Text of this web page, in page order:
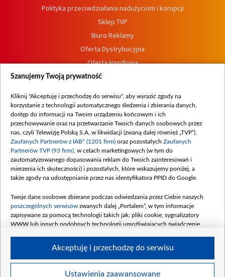
Polityka przeciwdziałania nadużyciom i korupcji
Sklep TVP
Biuro Reklamy
Oferta Dystrybucyjna
Oferta Handlowa
Dostępność
Procedura zgłoszeń wewnętrznych
Szanujemy Twoją prywatność
Kliknij "Akceptuję i przechodzę do serwisu", aby wyrazić zgody na
korzystanie z technologii automatycznego śledzenia i zbierania danych,
dostęp do informacji na Twoim urządzeniu końcowym i ich
przechowywanie oraz na przetwarzanie Twoich danych osobowych przez
nas, czyli Telewizję Polską S.A. w likwidacji (zwaną dalej również „TVP”),
Zaufanych Partnerów z IAB* (1201 firm) oraz pozostałych Zaufanych
Partnerów TVP (93 firm) , w celach marketingowych (w tym do
zautomatyzowanego dopasowania reklam do Twoich zainteresowań i
mierzenia ich skuteczności) i pozostałych, które wskazujemy poniżej, a
także zgody na udostępnianie przez nas identyfikatora PPID do Google.
Twoje dane osobowe zbierane podczas odwiedzania przez Ciebie naszych
poszczególnych serwisów zwanych dalej „Portalem”, w tym informacje
zapisywane za pomocą technologii takich jak: pliki cookie, sygnalizatory
WWW lub innych podobnych technologii umożliwiających świadczenie
Twoje dane osobowe zbierane podczas odwiedzania przez Ciebie
Ustawienia zaawansowane
Akceptuję i przechodzę do serwisu